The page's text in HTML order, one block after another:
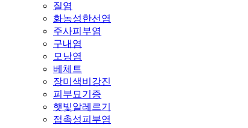
질염
화농성한선염
주사피부염
구내염
모낭염
베체트
장미색비강진
피부묘기증
햇빛알레르기
접촉성피부염